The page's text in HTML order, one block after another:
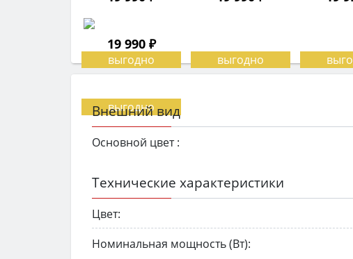
19 990 ₽
Внешний вид
Основной цвет :
Технические характеристики
Цвет:
Номинальная мощность (Вт):